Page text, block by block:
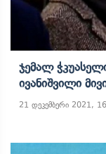
Ჯემალ
Ივანიშვილი
21 დეკემბერი 2021,